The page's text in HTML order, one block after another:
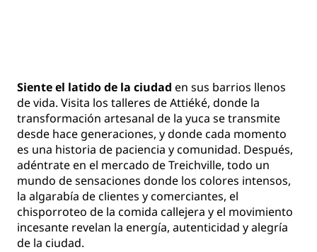
Siente el latido de la ciudad en sus barrios llenos
de vida. Visita los talleres de Attiéké, donde la
transformación artesanal de la yuca se transmite
desde hace generaciones, y donde cada momento
es una historia de paciencia y comunidad. Después,
adéntrate en el mercado de Treichville, todo un
mundo de sensaciones donde los colores intensos,
la algarabía de clientes y comerciantes, el
chisporroteo de la comida callejera y el movimiento
incesante revelan la energía, autenticidad y alegría
de la ciudad.